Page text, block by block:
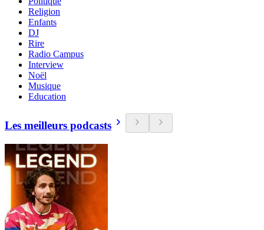
Religion
Enfants
DJ
Rire
Radio Campus
Interview
Noël
Musique
Education
Les meilleurs podcasts